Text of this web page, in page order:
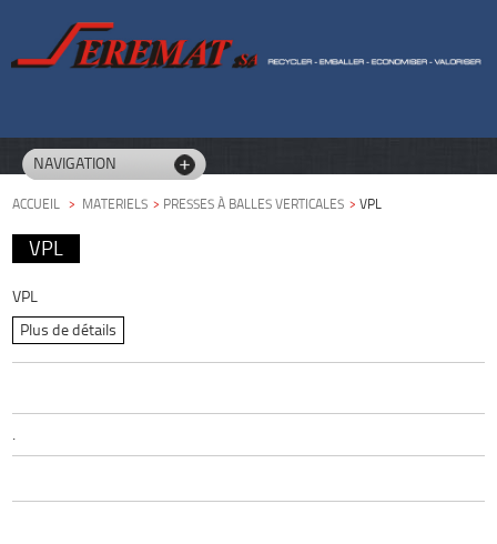
NAVIGATION
ACCUEIL > MATERIELS > PRESSES À BALLES VERTICALES > VPL
VPL
VPL
Plus de détails
.